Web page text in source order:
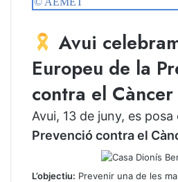
Avui
Europeu de la
contra el
Avui, 13 de juny, es
Prevenció contra el
L’objectiu: Prevenir una de les